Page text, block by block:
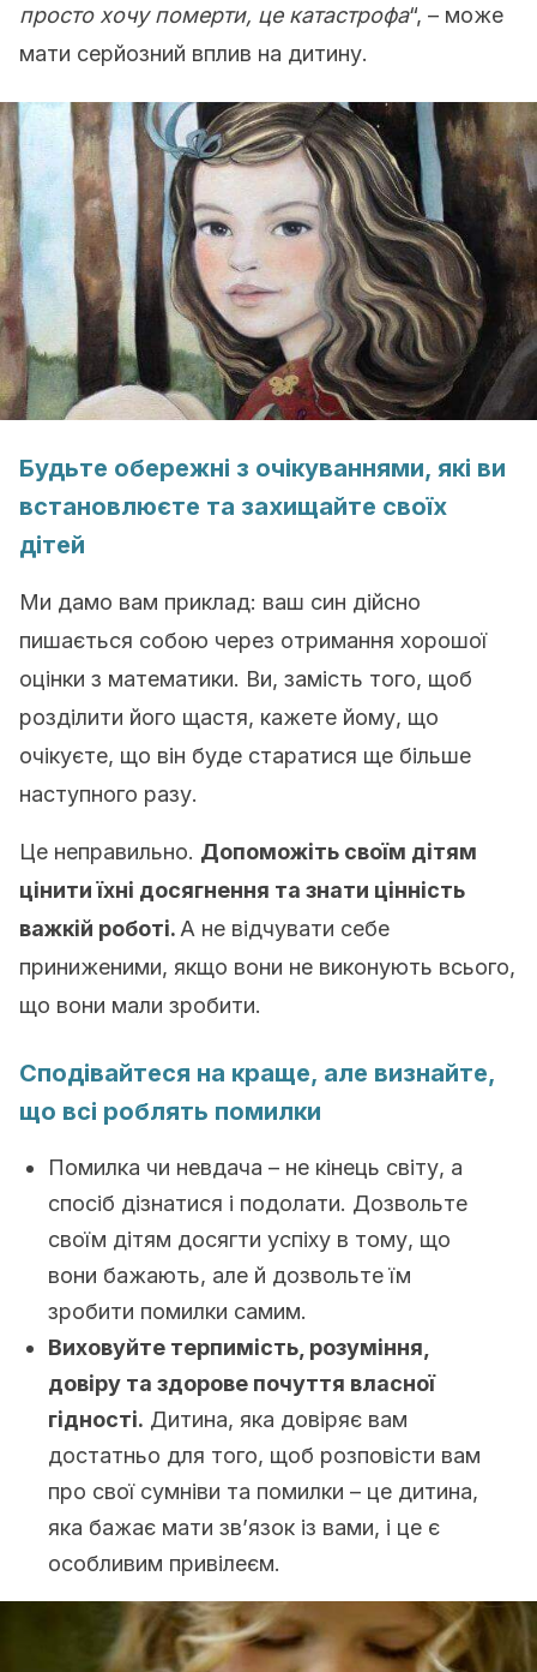
просто хочу померти, це катастрофа“, – може
мати серйозний вплив на дитину.
Будьте обережні з очікуваннями, які ви
встановлюєте та захищайте своїх
дітей
Ми дамо вам приклад: ваш син дійсно
пишається собою через отримання хорошої
оцінки з математики. Ви, замість того, щоб
розділити його щастя, кажете йому, що
очікуєте, що він буде старатися ще більше
наступного разу.
Це неправильно. Допоможіть своїм дітям
цінити їхні досягнення та знати цінність
важкій роботі. А не відчувати себе
приниженими, якщо вони не виконують всього,
що вони мали зробити.
Сподівайтеся на краще, але визнайте,
що всі роблять помилки
Помилка чи невдача – не кінець світу, а
спосіб дізнатися і подолати. Дозвольте
своїм дітям досягти успіху в тому, що
вони бажають, але й дозвольте їм
зробити помилки самим.
Виховуйте терпимість, розуміння,
довіру та здорове почуття власної
гідності. Дитина, яка довіряє вам
достатньо для того, щоб розповісти вам
про свої сумніви та помилки – це дитина,
яка бажає мати зв’язок із вами, і це є
особливим привілеєм.